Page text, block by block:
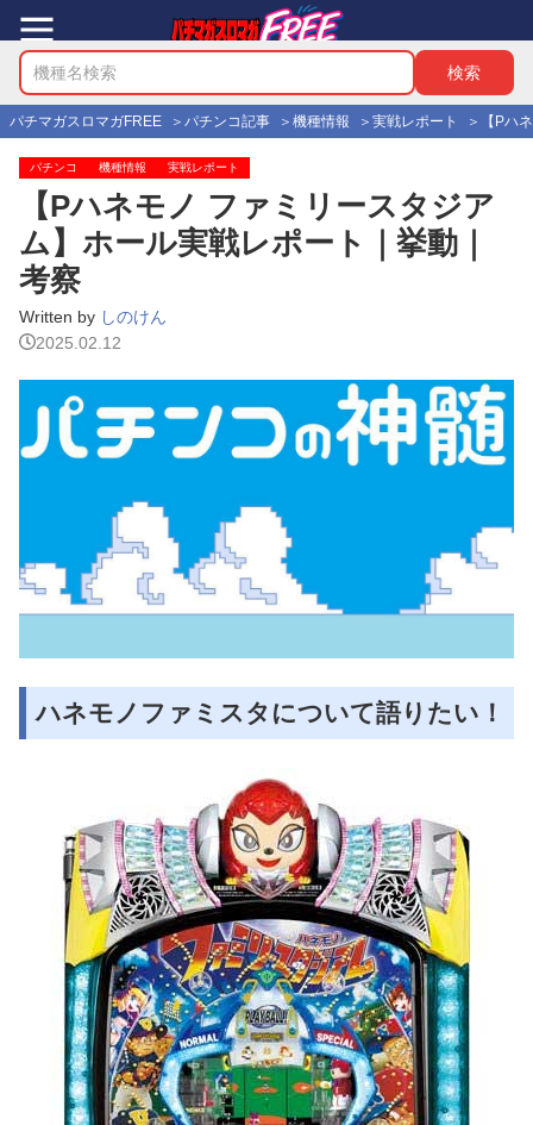
パチマガスロマガFREE パチンコ記事 機種情報 実戦レポート 【Pハ
パチンコ 機種情報 実戦レポート
【Pハネモノ ファミリースタジア
ム】ホール実戦レポート｜挙動｜
考察
Written by しのけん
2025.02.12
ハネモノファミスタについて語りたい！